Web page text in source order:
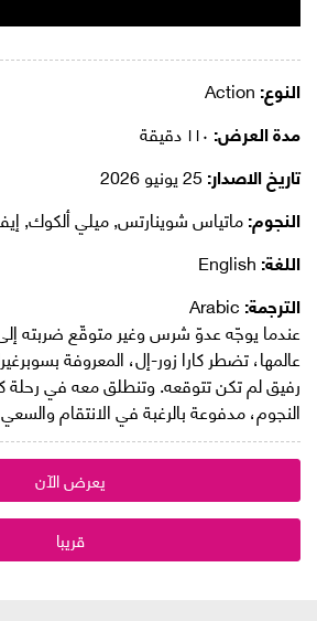
النوع:
مدة العرض:
تاريخ الاصدار:
النجوم:ماتياس شوينارتس, ميلي ألكوك,
اللغة:
الترجمة:
عندما يوجّه عدوّ شرس وغير متوقّع ضربته
عالمها، تضطر كارا زور-إل، المعروفة
رفيق لم تكن تتوقعه. وتنطلق معه في رحلة
النجوم، مدفوعة بالرغبة في الانتقام
يعرض الآن
قريبا